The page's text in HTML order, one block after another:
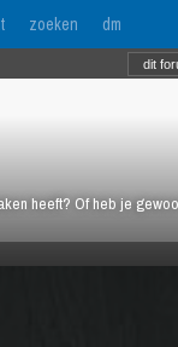
zoeken dm
heeft? Of heb je